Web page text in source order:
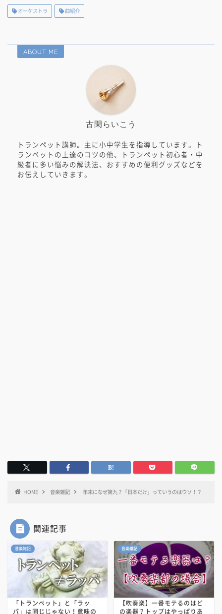
オーケストラ 曲紹介
ABOUT ME
古閑らいこう
トランペット講師。主に小中学生を指導しています。ト
ランペットの上達のコツの他、トランペット初心者・中
級者に多い悩みの解決法、おすすめの便利グッズなどを
お伝えしていきます。
HOME 音楽雑記 年末になぜ第九？「日本だけ」っていうのはウソ！？
関連記事
音楽雑記
「トランペット」と「ラッ
パ」は同じじゃない！意味の
音楽雑記
【吹奏楽】一番モテるのはど
の楽器？トップはやっぱりあ